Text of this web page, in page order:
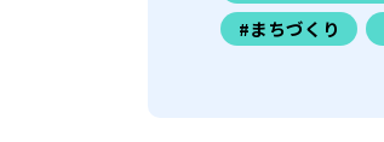
#まちづくり